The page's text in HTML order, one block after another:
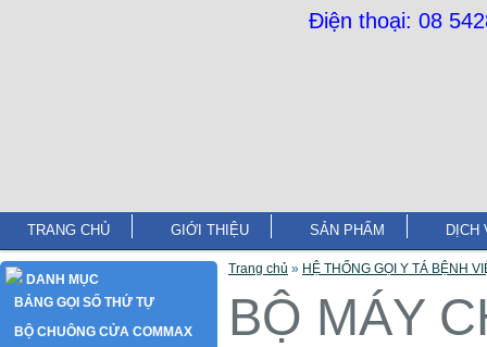
Điện thoại: 08
TRANG CHỦ GIỚI THIỆU SẢN PHẨM DỊCH
DANH MỤC
BẢNG GỌI SỐ THỨ TỰ
BỘ CHUÔNG CỬA COMMAX
Trang chủ » HỆ THỐNG GỌI Y TÁ BỆNH
BỘ MÁY